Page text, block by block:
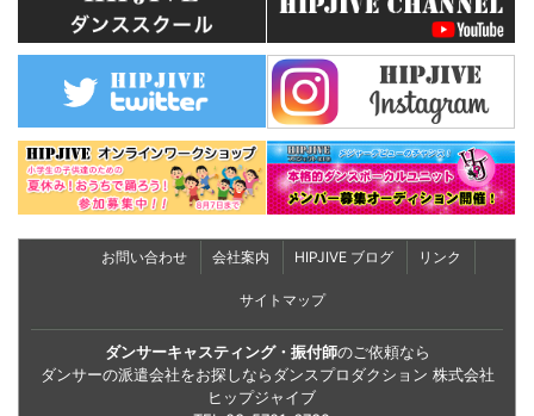
お問い合わせ 会社案内 HIPJIVE ブログ リンク
サイトマップ
ダンサーキャスティング・振付師のご依頼なら
ダンサーの派遣会社をお探しならダンスプロダクション 株式会社
ヒップジャイブ